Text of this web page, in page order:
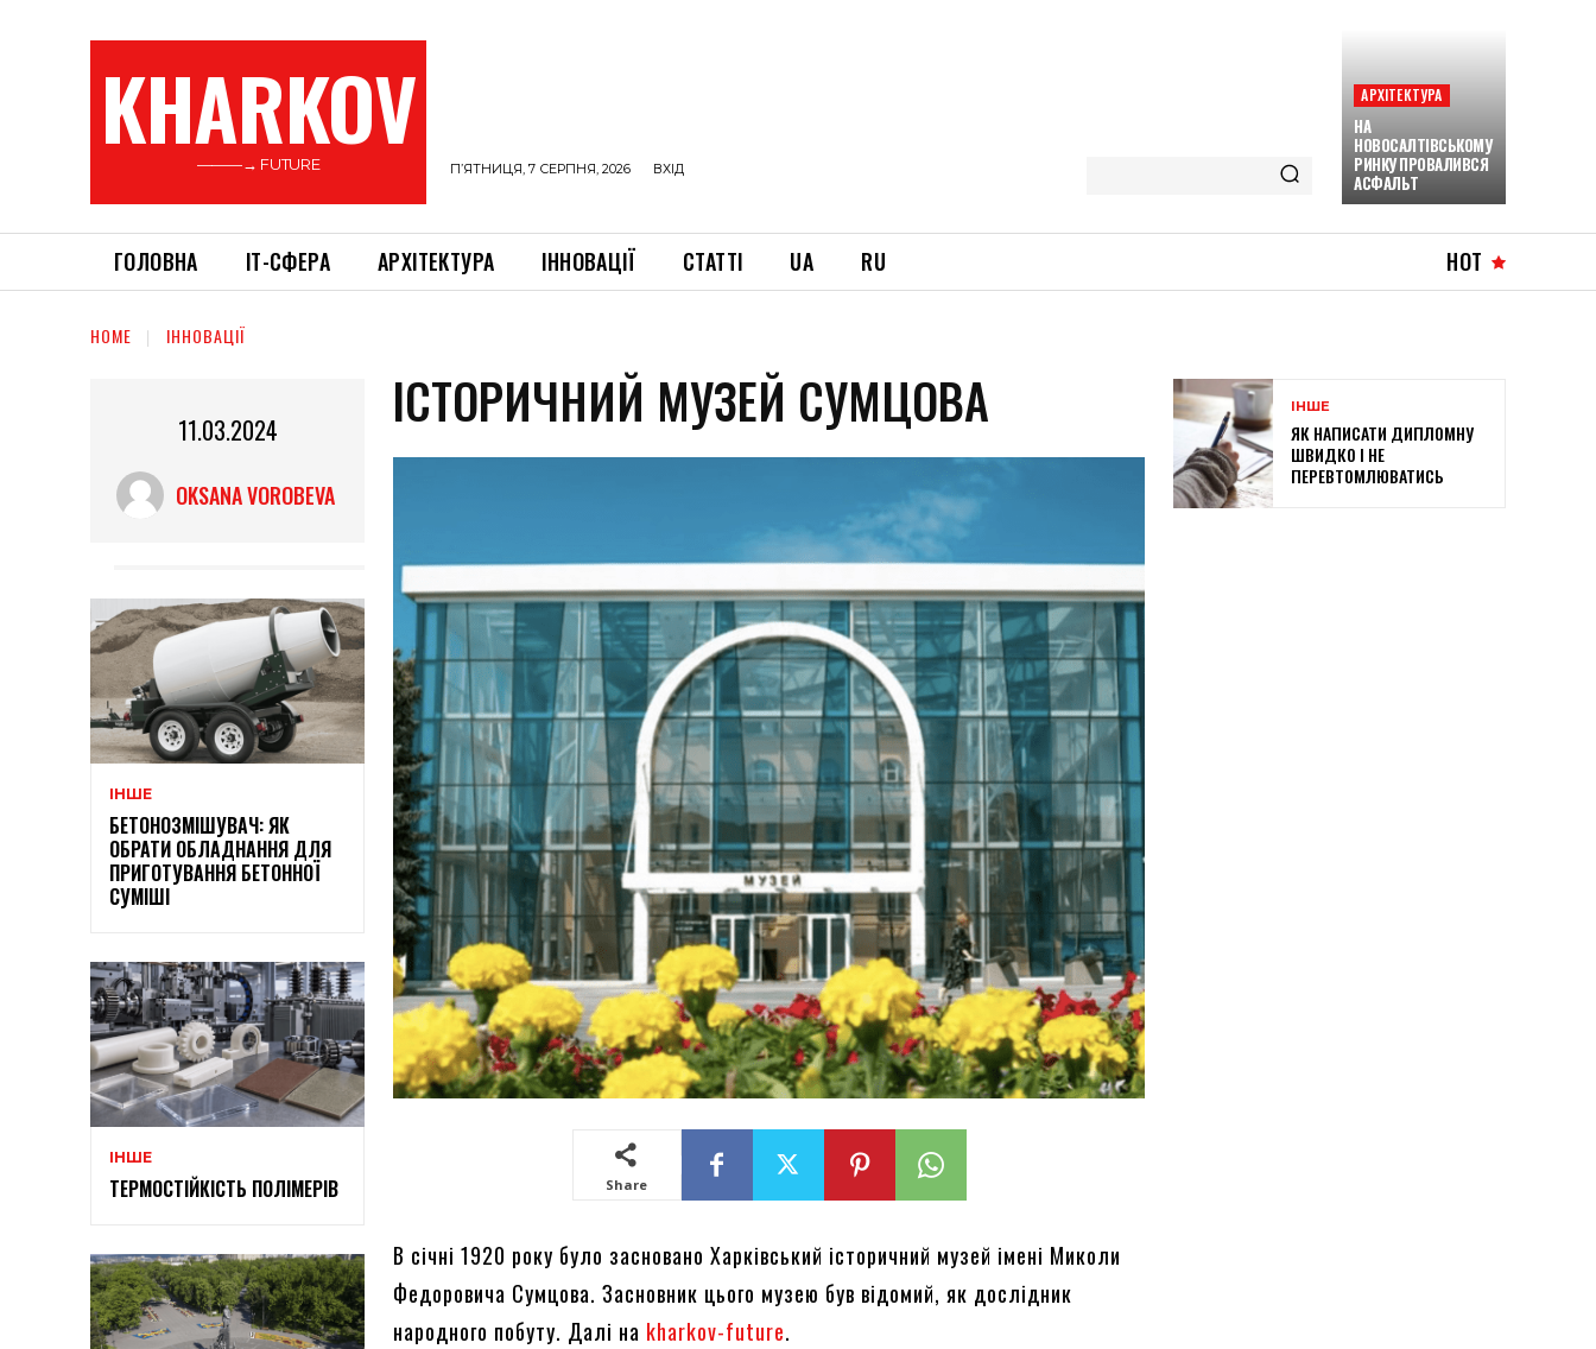
KHARKOV
———→ FUTURE П’ЯТНИЦЯ, 7 СЕРПНЯ, 2026 ВХІД
АРХІТЕКТУРА
НА
НОВОСАЛТІВСЬКОМУ
РИНКУ ПРОВАЛИВСЯ
АСФАЛЬТ
ГОЛОВНА ІТ-СФЕРА АРХІТЕКТУРА ІННОВАЦІЇ СТАТТІ UA RU HOT
HOME ІННОВАЦІЇ
11.03.2024
OKSANA VOROBEVA
ІНШЕ
БЕТОНОЗМІШУВАЧ: ЯК
ОБРАТИ ОБЛАДНАННЯ ДЛЯ
ПРИГОТУВАННЯ БЕТОННОЇ
СУМІШІ
ІНШЕ
ТЕРМОСТІЙКІСТЬ ПОЛІМЕРІВ
ІСТОРИЧНИЙ МУЗЕЙ СУМЦОВА
Share
В січні 1920 року було засновано Харківський історичний музей імені Миколи
Федоровича Сумцова. Засновник цього музею був відомий, як дослідник
народного побуту. Далі на kharkov-future.
ІНШЕ
ЯК НАПИСАТИ ДИПЛОМНУ
ШВИДКО І НЕ
ПЕРЕВТОМЛЮВАТИСЬ